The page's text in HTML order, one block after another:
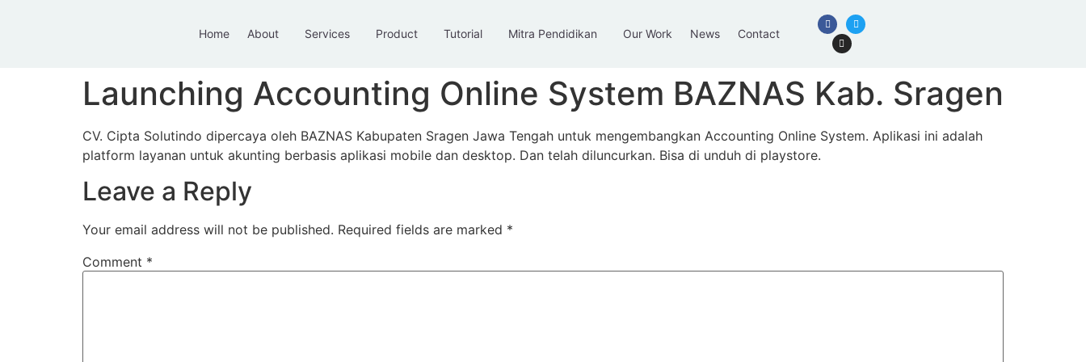
Home About Services Product Tutorial Mitra Pendidikan Our Work News Contact
Launching Accounting Online System BAZNAS Kab. Sragen
CV. Cipta Solutindo dipercaya oleh BAZNAS Kabupaten Sragen Jawa Tengah untuk mengembangkan Accounting Online System. Aplikasi ini adalah
platform layanan untuk akunting berbasis aplikasi mobile dan desktop. Dan telah diluncurkan. Bisa di unduh di playstore.
Leave a Reply
Your email address will not be published. Required fields are marked *
Comment *